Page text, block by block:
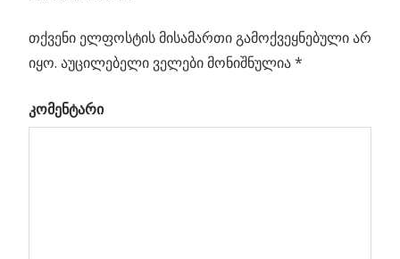
ნავიგაცია
ცენტრი:
რადიოდან
თქვენი ელფოსტის მისამართი გამოქვეყნებული არ
იყო. აუცილებელი ველები მონიშნულია*
კომენტარი